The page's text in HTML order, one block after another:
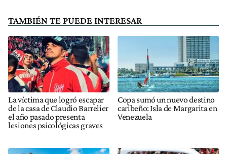
TAMBIÉN TE PUEDE INTERESAR
La víctima que logró escapar
de la casa de Claudio Barrelier
el año pasado presenta
lesiones psicológicas graves
Copa sumó un nuevo destino
caribeño: Isla de Margarita en
Venezuela